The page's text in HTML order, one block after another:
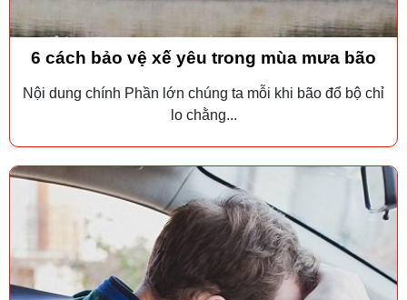
6 cách bảo vệ xế yêu trong mùa mưa bão
Nội dung chính Phần lớn chúng ta mỗi khi bão đổ bộ chỉ
lo chằng...